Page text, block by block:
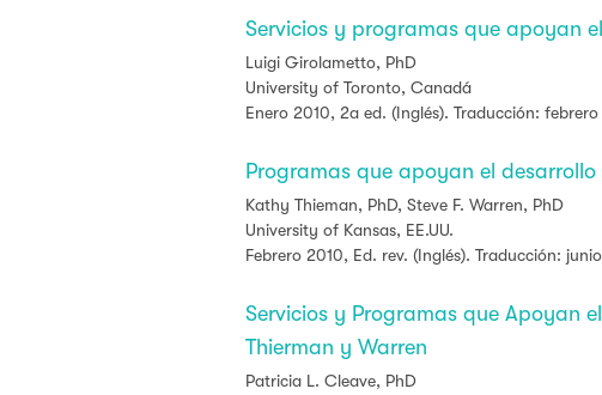
Servicios y programas que apoyan
Luigi Girolametto, PhD
University of Toronto, Canadá
Enero 2010, 2a ed. (Inglés). Traducción: febrero
Programas que apoyan el
Kathy Thieman, PhD, Steve F. Warren, PhD
University of Kansas, EE.UU.
Febrero 2010, Ed. rev. (Inglés). Traducción:
Servicios y Programas que Apoyan
Thierman y Warren
Patricia L. Cleave, PhD